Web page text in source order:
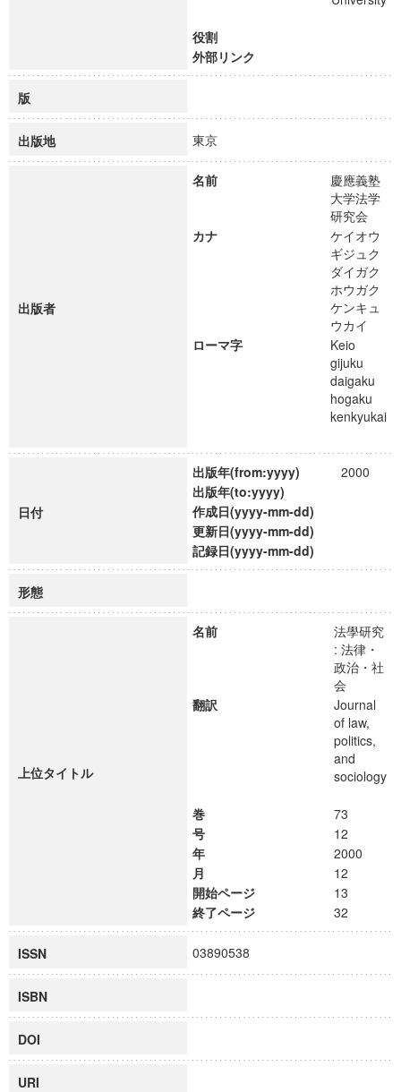
役割
外部リンク
版
出版地 東京
出版者
名前
慶應義塾
大学法学
研究会
カナ
ケイオウ
ギジュク
ダイガク
ホウガク
ケンキュ
ウカイ
ローマ字
Keio
gijuku
daigaku
hogaku
kenkyukai
日付
出版年(from:yyyy)
2000
出版年(to:yyyy)
作成日(yyyy-mm-dd)
更新日(yyyy-mm-dd)
記録日(yyyy-mm-dd)
形態
上位タイトル
名前
法學研究
: 法律・
政治・社
会
翻訳
Journal
of law,
politics,
and
sociology
巻
73
号
12
年
2000
月
12
開始ページ
13
終了ページ
32
ISSN 03890538
ISBN
DOI
URI